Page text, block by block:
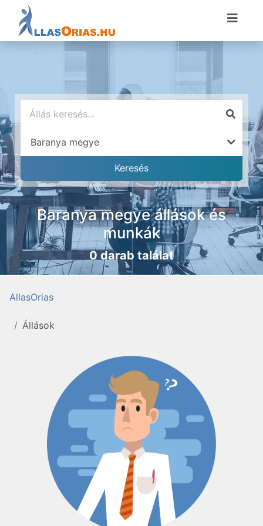
Baranya megye állások és
munkák
0 darab találat
AllasOrias
Állások